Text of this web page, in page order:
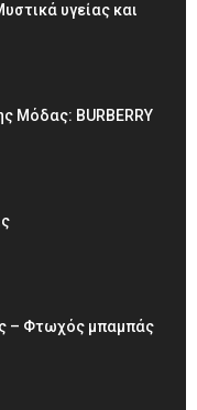
υγείας και
Μόδας: BURBERRY
– Φτωχός μπαμπάς